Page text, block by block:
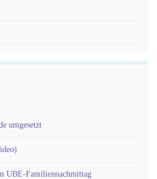
umgesetzt
UBE-Familiennachmittag